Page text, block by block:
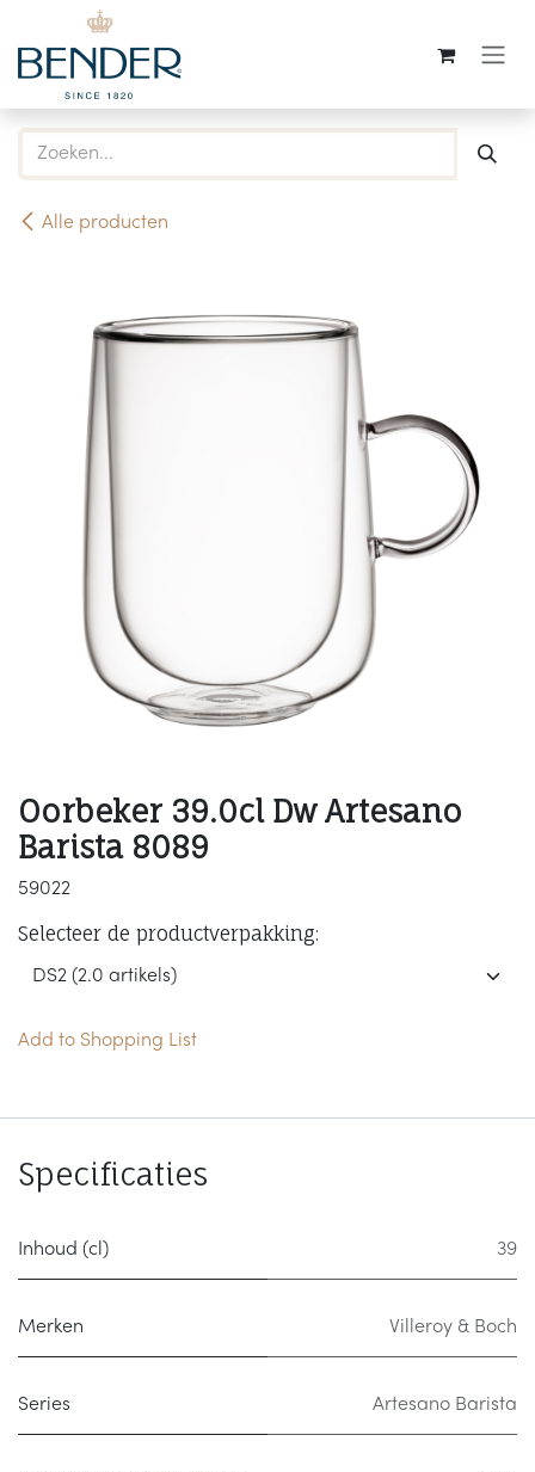
Overslaan naar inhoud
Alle producten
Oorbeker 39.0cl Dw Artesano
Barista 8089
59022
Selecteer de productverpakking:
Add to Shopping List
Specificaties
Inhoud (cl) 39
Merken Villeroy & Boch
Series Artesano Barista